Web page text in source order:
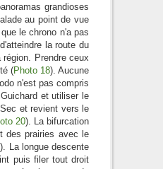
grandioses
au point de vue
le chrono n'a pas
la route du
Prendre ceux
(Photo 18). Aucune
n'est pas compris
et utiliser le
et revient vers le
20). La bifurcation
des prairies avec le
). La longue descente
puis filer tout droit